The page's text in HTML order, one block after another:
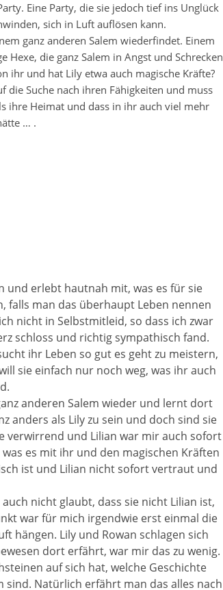
Eine Party, die sie jedoch tief ins Unglück
sich in Luft auflösen kann.
ganz anderen Salem wiederfindet. Einem
Hexe, die ganz Salem in Angst und Schrecken
ihr und hat Lily etwa auch magische Kräfte?
die Suche nach ihren Fähigkeiten und muss
ihre Heimat und dass in ihr auch viel mehr
… .
und erlebt hautnah mit, was es für sie
falls man das überhaupt Leben nennen
nicht in Selbstmitleid, so dass ich zwar
schloss und richtig sympathisch fand.
ihr Leben so gut es geht zu meistern,
sie einfach nur noch weg, was ihr auch
anderen Salem wieder und lernt dort
anders als Lily zu sein und doch sind sie
verwirrend und Lilian war mir auch sofort
es mit ihr und den magischen Kräften
ist und Lilian nicht sofort vertraut und
nicht glaubt, dass sie nicht Lilian ist,
war für mich irgendwie erst einmal die
hängen. Lily und Rowan schlagen sich
dort erfährt, war mir das zu wenig.
auf sich hat, welche Geschichte
sind. Natürlich erfährt man das alles nach